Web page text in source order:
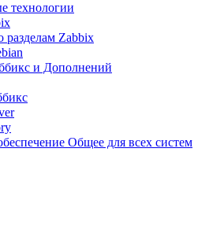
технологии
Zabbix
и Дополнений
Общее для всех систем